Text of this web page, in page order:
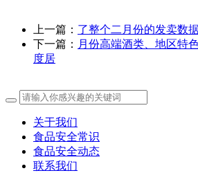
上一篇： 了整个二月份的发卖数
下一篇： 月份高端酒类、地区特
度居
关于我们
食品安全常识
食品安全动态
联系我们